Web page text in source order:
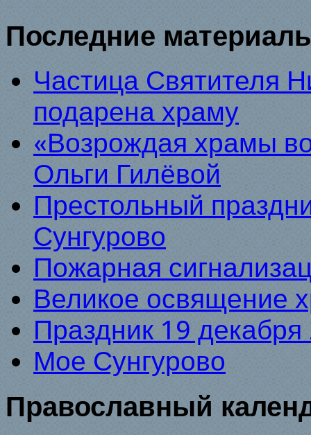
Последние
Частица Святителя
подарена храму
«Возрождая храмы
Ольги Гилёвой
Престольный
Сунгурово
Пожарная
Великое освящение
Праздник 19 декабря
Мое Сунгурово
Православный